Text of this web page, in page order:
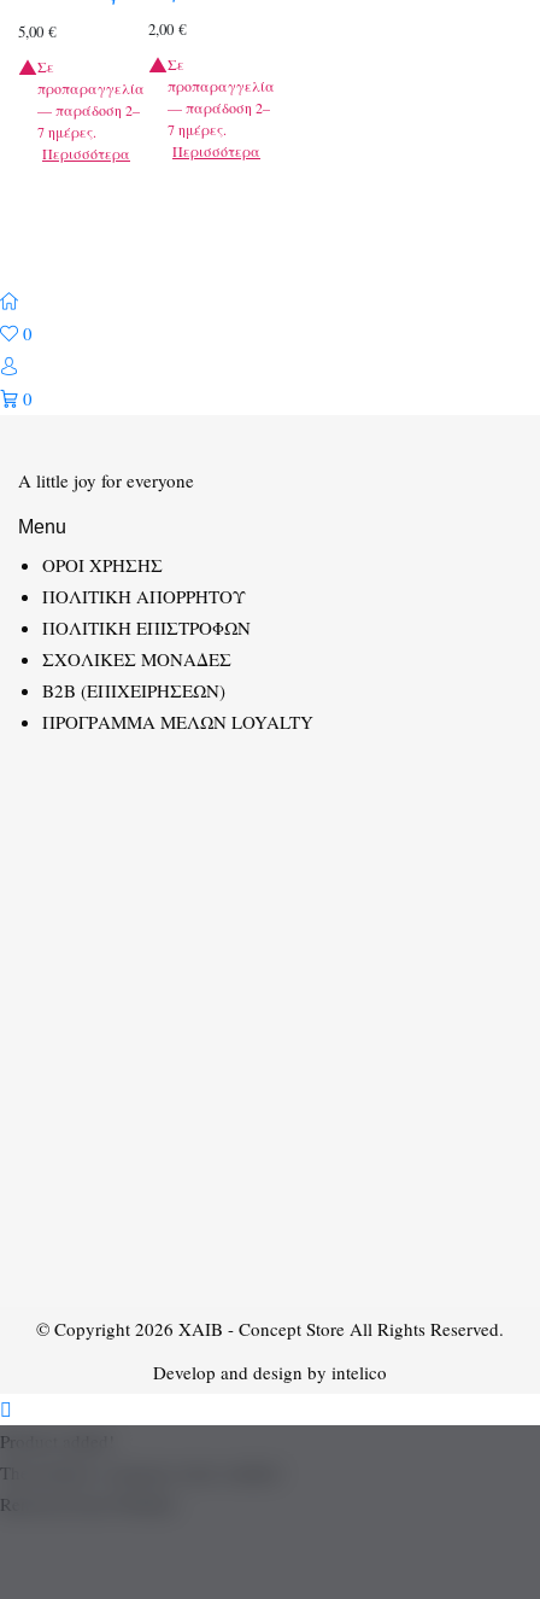
5,00 €
Σε
προπαραγγελία
— παράδοση 2–
7 ημέρες.
Περισσότερα
2,00€
Σε
προπαραγγελία
— παράδοση 2–
7 ημέρες.
Περισσότερα
0
0
A little joy for everyone
Menu
ΟΡΟΙ ΧΡΗΣΗΣ
ΠΟΛΙΤΙΚΗ ΑΠΟΡΡΗΤΟΥ
ΠΟΛΙΤΙΚΗ ΕΠΙΣΤΡΟΦΩΝ
ΣΧΟΛΙΚΕΣ ΜΟΝΑΔΕΣ
B2B (ΕΠΙΧΕΙΡΗΣΕΩΝ)
ΠΡΟΓΡΑΜΜΑ ΜΕΛΩΝ LOYALTY
© Copyright 2026 XAIB - Concept Store All Rights Reserved.
Develop and design by intelico
Product added!
The product is already in the wishlist!
Removed from Wishlist